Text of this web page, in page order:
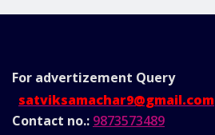
For advertizement Query
satviksamachar9@gmail.com
Contact no.: 9873573489